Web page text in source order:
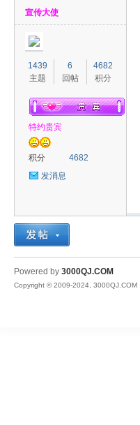
QJ
宣传大使
1439
主题
6
回帖
4682
积分
特约贵宾
积分
4682
发消息
Powered by 3000QJ.COM
Copyright © 2009-2024, 3000QJ.COM